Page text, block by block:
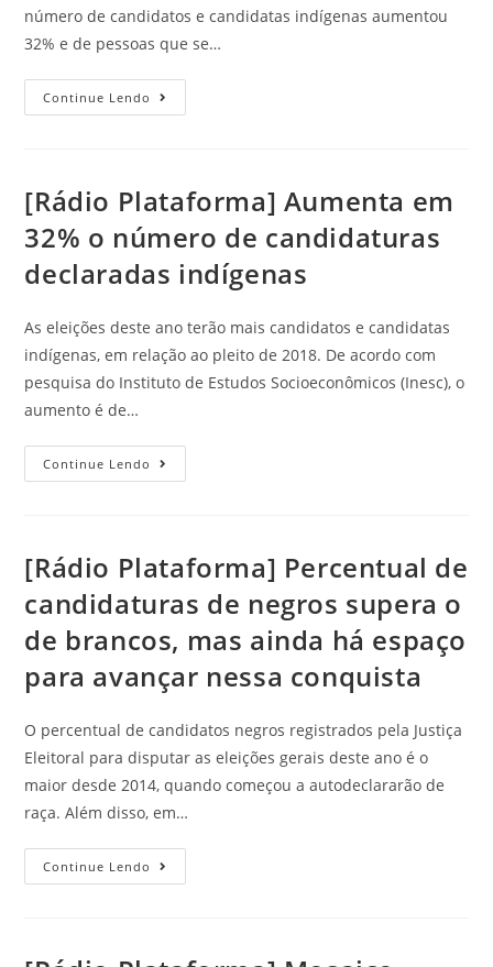
número de candidatos e candidatas indígenas aumentou
32% e de pessoas que se…
Continue Lendo
[Rádio Plataforma] Aumenta em
32% o número de candidaturas
declaradas indígenas
As eleições deste ano terão mais candidatos e candidatas
indígenas, em relação ao pleito de 2018. De acordo com
pesquisa do Instituto de Estudos Socioeconômicos (Inesc), o
aumento é de…
Continue Lendo
[Rádio Plataforma] Percentual de
candidaturas de negros supera o
de brancos, mas ainda há espaço
para avançar nessa conquista
O percentual de candidatos negros registrados pela Justiça
Eleitoral para disputar as eleições gerais deste ano é o
maior desde 2014, quando começou a autodeclararão de
raça. Além disso, em…
Continue Lendo